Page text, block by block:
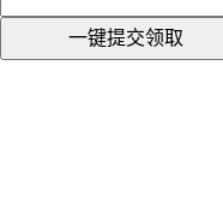
一键提交领取